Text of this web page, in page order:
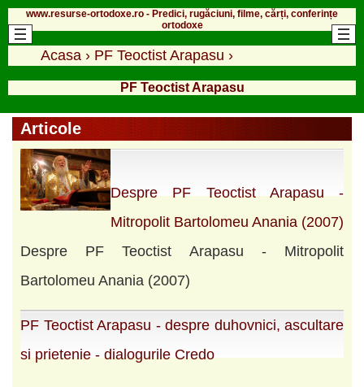
www.resurse-ortodoxe.ro - Predici, rugăciuni, filme, cărți, conferințe
ortodoxe
Acasa › PF Teoctist Arapasu ›
PF Teoctist Arapasu
Articole
Despre PF Teoctist Arapasu -
Mitropolit Bartolomeu Anania (2007)
Despre PF Teoctist Arapasu - Mitropolit
Bartolomeu Anania (2007)
PF Teoctist Arapasu - despre duhovnici, ascultare
si prietenie - dialogurile Credo